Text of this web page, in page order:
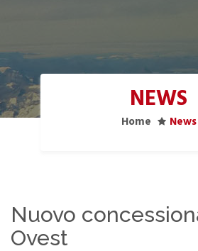
NEWS
Home News
Nuovo
Ovest